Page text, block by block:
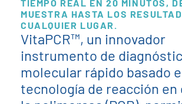
TIEMPO REAL EN 20 MINUTOS,
MUESTRA HASTA LOS
CUALQUIER LUGAR.
VitaPCR™, un innovador
instrumento de
molecular rápido basado
tecnología de reacción en